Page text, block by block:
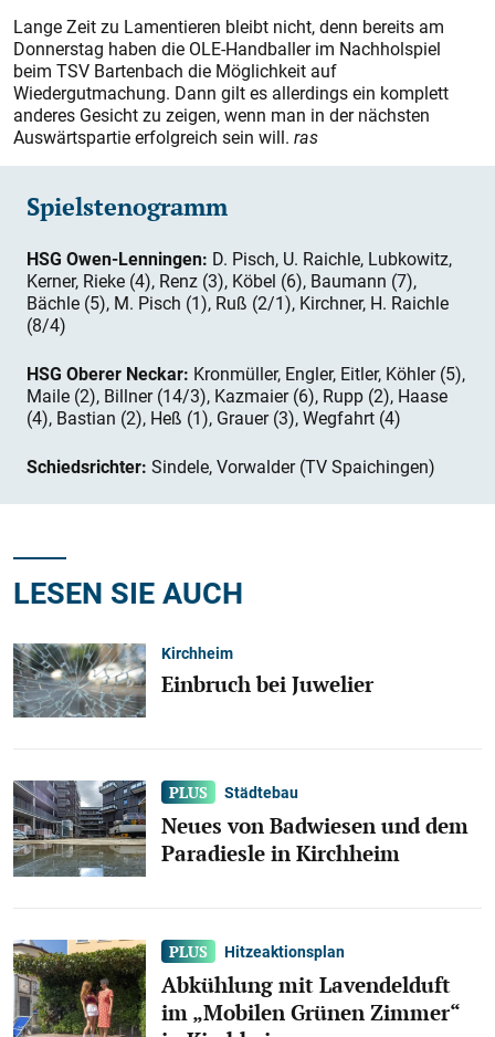
Lange Zeit zu Lamentieren bleibt nicht, denn bereits am
Donnerstag haben die OLE-Handballer im Nachholspiel
beim TSV Bartenbach die Möglichkeit auf
Wiedergutmachung. Dann gilt es allerdings ein komplett
anderes Gesicht zu zeigen, wenn man in der nächsten
Auswärtspartie erfolgreich sein will. ras
Spielstenogramm
HSG Owen-Lenningen: D. Pisch, U. Raichle, Lubkowitz,
Kerner, Rieke (4), Renz (3), Köbel (6), Baumann (7),
Bächle (5), M. Pisch (1), Ruß (2/1), Kirchner, H. Raichle
(8/4)
HSG Oberer Neckar: Kronmüller, Engler, Eitler, Köhler (5),
Maile (2), Billner (14/3), Kazmaier (6), Rupp (2), Haase
(4), Bastian (2), Heß (1), Grauer (3), Wegfahrt (4)
Schiedsrichter: Sindele, Vorwalder (TV Spaichingen)
LESEN SIE AUCH
Kirchheim
Einbruch bei Juwelier
Städtebau
Neues von Badwiesen und dem
Paradiesle in Kirchheim
Hitzeaktionsplan
Abkühlung mit Lavendelduft
im „Mobilen Grünen Zimmer“